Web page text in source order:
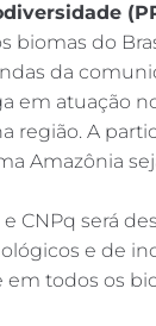
biomas do
da
em atuação
região. A
Amazônia
CNPq será
e de
em todos os